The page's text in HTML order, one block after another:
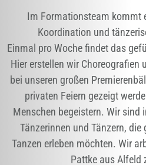
Im Formationsteam kommt
Koordination und
Einmal pro Woche findet das
Hier erstellen wir Choreografien
bei unseren großen
privaten Feiern gezeigt
Menschen begeistern. Wir sind
Tänzerinnen und Tänzern, die
Tanzen erleben möchten. Wir
Pattke aus Alfeld